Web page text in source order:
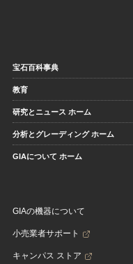
宝石百科事典
教育
研究とニュース ホーム
分析とグレーディング ホーム
GIAについて ホーム
GIAの機器について
小売業者サポート
キャンパス ストア